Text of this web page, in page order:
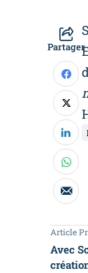
Partager
Article
Avec